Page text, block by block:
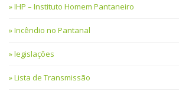
IHP – Instituto Homem Pantaneiro
Incêndio no Pantanal
legislações
Lista de Transmissão